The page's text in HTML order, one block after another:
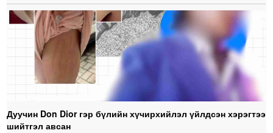
Дуучин Don Dior гэр бүлийн хүчирхийлэл үйлдсэн хэрэгтээ
шийтгэл авсан